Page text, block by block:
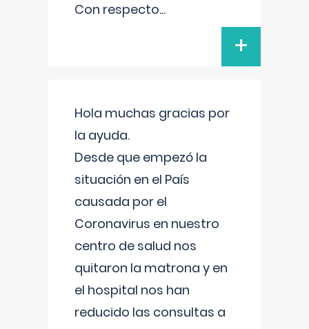
Con respecto...
+
Hola muchas gracias por
la ayuda.
Desde que empezó la
situación en el País
causada por el
Coronavirus en nuestro
centro de salud nos
quitaron la matrona y en
el hospital nos han
reducido las consultas a